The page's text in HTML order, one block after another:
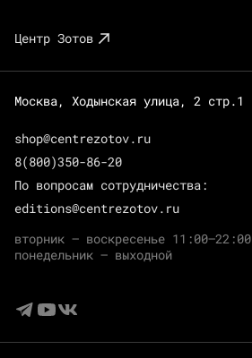
Центр Зотов
Москва, Ходынская улица, 2 стр.1
shop@centrezotov.ru
8(800)350-86-20
По вопросам сотрудничества:
editions@centrezotov.ru
вторник — воскресенье 11:00–22:00
понедельник — выходной